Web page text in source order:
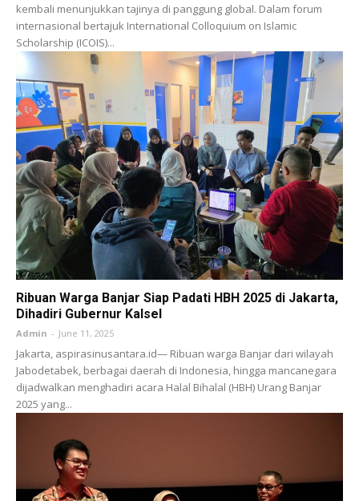
kembali menunjukkan tajinya di panggung global. Dalam forum
internasional bertajuk International Colloquium on Islamic
Scholarship (ICOIS)...
Ribuan Warga Banjar Siap Padati HBH 2025 di Jakarta,
Dihadiri Gubernur Kalsel
Admin - June 11, 2025
Jakarta, aspirasinusantara.id— Ribuan warga Banjar dari wilayah
Jabodetabek, berbagai daerah di Indonesia, hingga mancanegara
dijadwalkan menghadiri acara Halal Bihalal (HBH) Urang Banjar
2025 yang...